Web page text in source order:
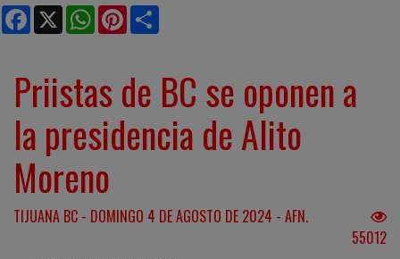
Facebook
X WhatsApp
Pinterest
Priistas de BC se oponen a
la presidencia de Alito
Moreno
TIJUANA BC - DOMINGO 4 DE AGOSTO DE 2024 - AFN.
55012